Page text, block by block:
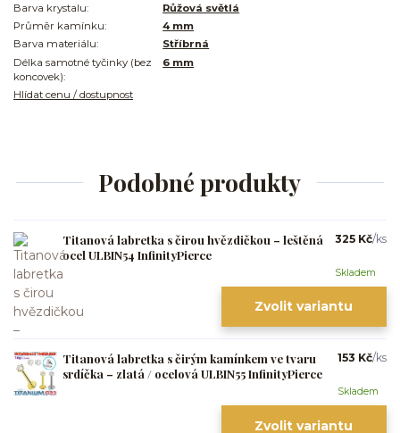
Barva krystalu:
Růžová světlá
Průměr kamínku:
4 mm
Barva materiálu:
Stříbrná
Délka samotné tyčinky (bez
koncovek):
6 mm
Hlídat cenu / dostupnost
Podobné produkty
Titanová labretka s čirou hvězdičkou – leštěná
ocel ULBIN54 InfinityPierce
325 Kč/ks
Skladem
Zvolit variantu
Titanová labretka s čirým kamínkem ve tvaru
srdíčka – zlatá / ocelová ULBIN55 InfinityPierce
153 Kč/ks
Skladem
Zvolit variantu